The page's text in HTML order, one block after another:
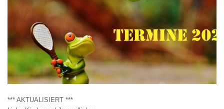
*** AKTUALISIERT ***